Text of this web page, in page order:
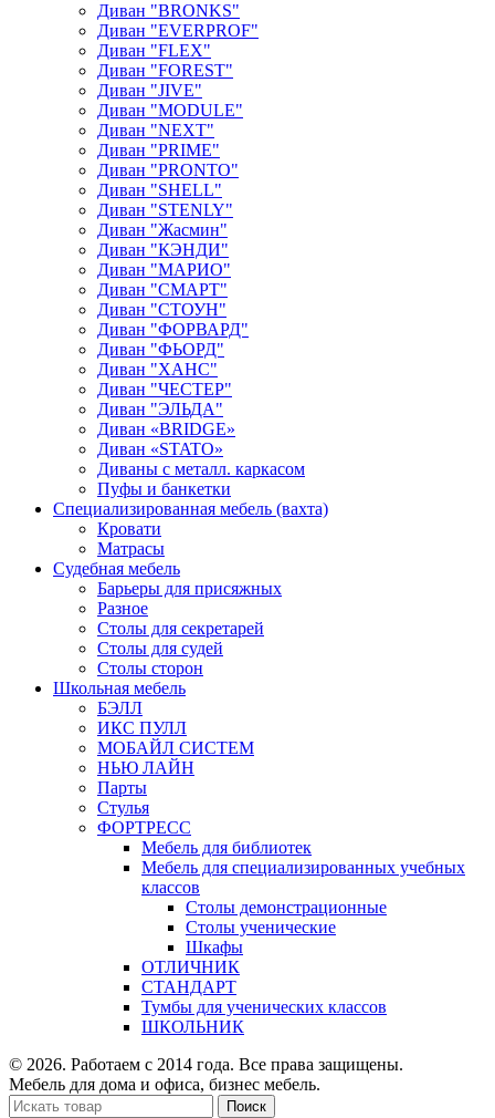
Диван "BRONKS"
Диван "EVERPROF"
Диван "FLEX"
Диван "FOREST"
Диван "JIVE"
Диван "MODULE"
Диван "NEXT"
Диван "PRIME"
Диван "PRONTO"
Диван "SHELL"
Диван "STENLY"
Диван "Жасмин"
Диван "КЭНДИ"
Диван "МАРИО"
Диван "СМАРТ"
Диван "СТОУН"
Диван "ФОРВАРД"
Диван "ФЬОРД"
Диван "ХАНС"
Диван "ЧЕСТЕР"
Диван "ЭЛЬДА"
Диван «BRIDGE»
Диван «STATO»
Диваны с металл. каркасом
Пуфы и банкетки
Специализированная мебель (вахта)
Кровати
Матрасы
Судебная мебель
Барьеры для присяжных
Разное
Столы для секретарей
Столы для судей
Столы сторон
Школьная мебель
БЭЛЛ
ИКС ПУЛЛ
МОБАЙЛ СИСТЕМ
НЬЮ ЛАЙН
Парты
Стулья
ФОРТРЕСС
Мебель для библиотек
Мебель для специализированных учебных
классов
Столы демонстрационные
Столы ученические
Шкафы
ОТЛИЧНИК
СТАНДАРТ
Тумбы для ученических классов
ШКОЛЬНИК
© 2026. Работаем с 2014 года. Все права защищены.
Мебель для дома и офиса, бизнес мебель.
Поиск